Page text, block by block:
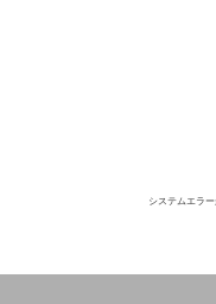
システムエラ